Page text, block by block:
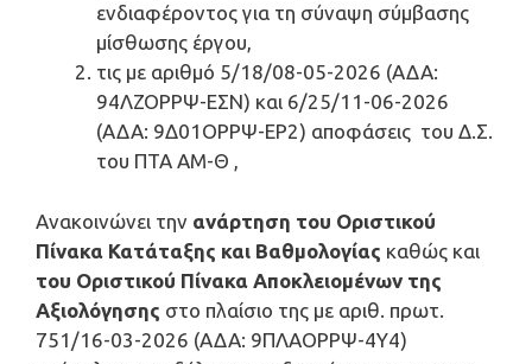
ενδιαφέροντος για τη σύναψη σύμβασης
μίσθωσης έργου,
τις με αριθμό 5/18/08-05-2026 (ΑΔΑ:
94ΛΖΟΡΡΨ-ΕΣΝ) και 6/25/11-06-2026
(ΑΔΑ: 9Δ01ΟΡΡΨ-ΕΡ2) αποφάσεις του Δ.Σ.
του ΠΤΑ ΑΜ-Θ ,
Ανακοινώνει την ανάρτηση του Οριστικού
Πίνακα Κατάταξης και Βαθμολογίας καθώς και
του Οριστικού Πίνακα Αποκλειομένων της
Αξιολόγησης στο πλαίσιο της με αριθ. πρωτ.
751/16-03-2026 (ΑΔΑ: 9ΠΛΑΟΡΡΨ-4Υ4)